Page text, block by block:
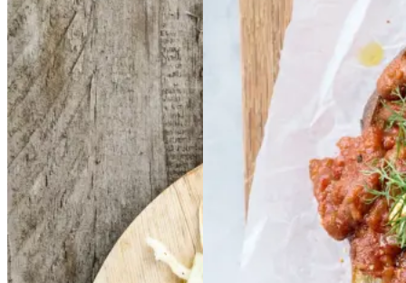
FrikadellerFrikadell
er medmed
smørspidskål,smørsp
idskål,
kartoflerkartofler
ogog
sennepsdressingsenn
epsdressing
Baked Baked
beans på
på
stegt brødbrød